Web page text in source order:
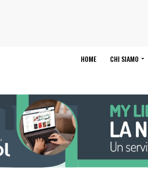
HOME CHI SIAMO